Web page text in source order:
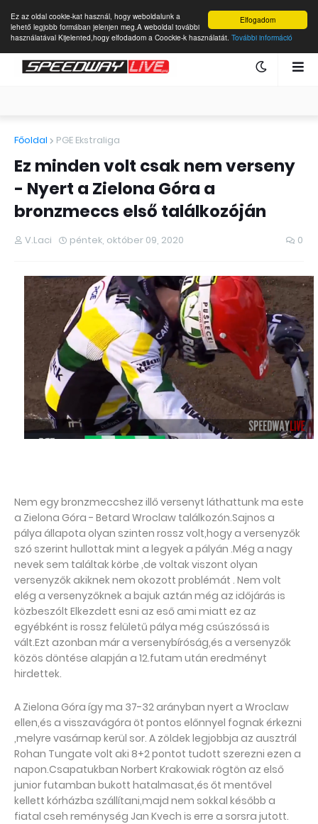
Elfogadom
Ez az oldal cookie-kat használ, hogy weboldalunk a
lehető legjobb formában jelenjen meg.A weboldal további
használatával Kijelented,hogy elfodadom a Coockie-k használatát. További információ
Főoldal PGE Ekstraliga
Ez minden volt csak nem verseny
- Nyert a Zielona Góra a
bronzmeccs első találkozóján
V.Laci péntek, október 09, 2020 0
Nem egy bronzmeccshez illő versenyt láthattunk ma este
a Zielona Góra - Betard Wroclaw találkozón.Sajnos a
pálya állapota olyan szinten rossz volt,hogy a versenyzők
szó szerint hullottak mint a legyek a pályán .Még a nagy
nevek sem találtak körbe ,de voltak viszont olyan
versenyzők akiknek nem okozott problémát . Nem volt
elég a versenyzőknek a bajuk aztán még az időjárás is
közbeszólt Elkezdett esni az eső ami miatt ez az
egyébként is rossz felületű pálya még csúszóssá is
vált.Ezt azonban már a versenybíróság,és a versenyzők
közös döntése alapján a 12.futam után eredményt
hirdettek.
A Zielona Góra így ma 37-32 arányban nyert a Wroclaw
ellen,és a visszavágóra öt pontos előnnyel fognak érkezni
,melyre vasárnap kerül sor. A zöldek legjobbja az ausztrál
Rohan Tungate volt aki 8+2 pontot tudott szerezni ezen a
napon.Csapatukban Norbert Krakowiak rögtön az első
junior futamban bukott hatalmasat,és őt mentővel
kellett kórházba szállítani,majd nem sokkal később a
fiatal cseh reménység Jan Kvech is erre a sorsra jutott.